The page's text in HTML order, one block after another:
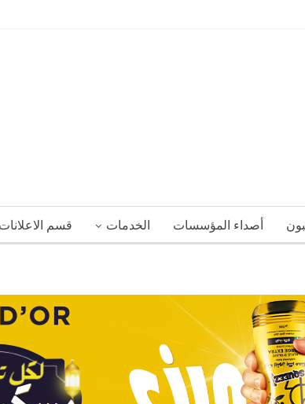
أصداء المؤسسات الخدمات قسم الاعلانات